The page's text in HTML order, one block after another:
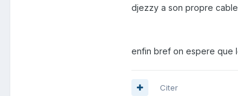
djezzy a son propre
enfin bref on espere que
Citer